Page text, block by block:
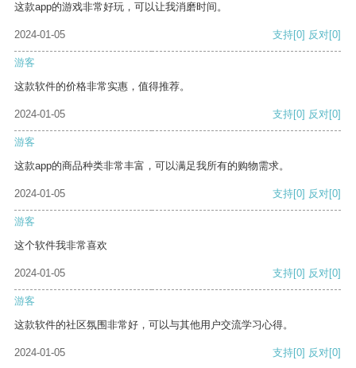
这款app的游戏非常好玩，可以让我消磨时间。
2024-01-05 支持[0] 反对[0]
游客
这款软件的价格非常实惠，值得推荐。
2024-01-05 支持[0] 反对[0]
游客
这款app的商品种类非常丰富，可以满足我所有的购物需求。
2024-01-05 支持[0] 反对[0]
游客
这个软件我非常喜欢
2024-01-05 支持[0] 反对[0]
游客
这款软件的社区氛围非常好，可以与其他用户交流学习心得。
2024-01-05 支持[0] 反对[0]